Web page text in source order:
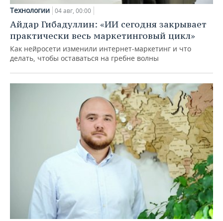
Технологии 04 авг, 00:00
Айдар Гибадуллин: «ИИ сегодня закрывает
практически весь маркетинговый цикл»
Как нейросети изменили интернет-маркетинг и что
делать, чтобы оставаться на гребне волны